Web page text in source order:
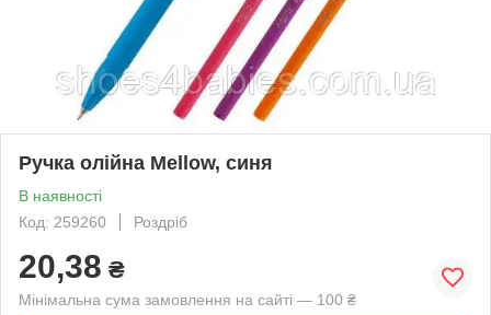
Ручка олійна Mellow, синя
В наявності
Код: 259260
Роздріб
20,38 ₴
Мінімальна сума замовлення на сайті — 100 ₴